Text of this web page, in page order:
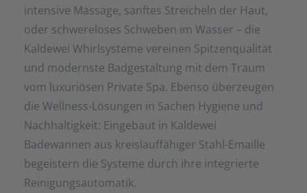
intensive Massage, sanftes Streicheln der Haut,
oder schwereloses Schweben im Wasser – die
Kaldewei Whirlsysteme vereinen Spitzenqualität
und modernste Badgestaltung mit dem Traum
vom luxuriösen Private Spa. Ebenso überzeugen
die Wellness-Lösungen in Sachen Hygiene und
Nachhaltigkeit: Eingebaut in Kaldewei
Badewannen aus kreislauffähiger Stahl-Emaille
begeistern die Systeme durch ihre integrierte
Reinigungsautomatik.